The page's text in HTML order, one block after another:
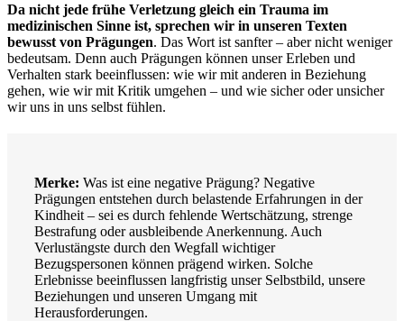
Da nicht jede frühe Verletzung gleich ein Trauma im
medizinischen Sinne ist, sprechen wir in unseren Texten
bewusst von Prägungen. Das Wort ist sanfter – aber nicht weniger
bedeutsam. Denn auch Prägungen können unser Erleben und
Verhalten stark beeinflussen: wie wir mit anderen in Beziehung
gehen, wie wir mit Kritik umgehen – und wie sicher oder unsicher
wir uns in uns selbst fühlen.
Merke: Was ist eine negative Prägung? Negative
Prägungen entstehen durch belastende Erfahrungen in der
Kindheit – sei es durch fehlende Wertschätzung, strenge
Bestrafung oder ausbleibende Anerkennung. Auch
Verlustängste durch den Wegfall wichtiger
Bezugspersonen können prägend wirken. Solche
Erlebnisse beeinflussen langfristig unser Selbstbild, unsere
Beziehungen und unseren Umgang mit
Herausforderungen.